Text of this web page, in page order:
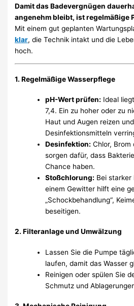
Damit das Badevergnügen
angenehm bleibt, ist regelmäßige
Mit einem gut geplanten
klar, die Technik intakt und die
hoch.
1.Regelmäßige Wasserpflege
pH-Wert prüfen: Ideal
7,4. Ein zu hoher oder zu
Haut und Augen reizen
Desinfektionsmitteln
Desinfektion: Chlor, Brom
sorgen dafür, dass
Chance haben.
Stoßchlorung: Bei starker
einem Gewitter hilft eine
„Schockbehandlung“,
beseitigen.
2.Filteranlage und Umwälzung
Lassen Sie die Pumpe
laufen, damit das Wasser
Reinigen oder spülen Sie
Schmutz und